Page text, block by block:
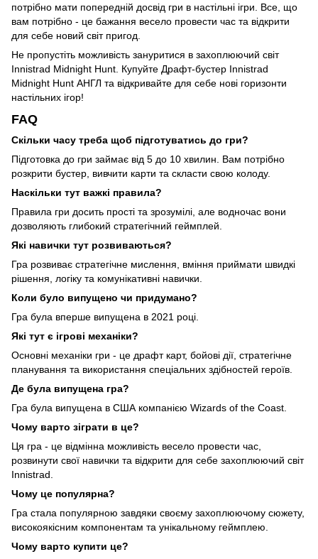
потрібно мати попередній досвід гри в настільні ігри. Все, що
вам потрібно - це бажання весело провести час та відкрити
для себе новий світ пригод.
Не пропустіть можливість зануритися в захоплюючий світ
Innistrad Midnight Hunt. Купуйте Драфт-бустер Innistrad
Midnight Hunt АНГЛ та відкривайте для себе нові горизонти
настільних ігор!
FAQ
Скільки часу треба щоб підготуватись до гри?
Підготовка до гри займає від 5 до 10 хвилин. Вам потрібно
розкрити бустер, вивчити карти та скласти свою колоду.
Наскільки тут важкі правила?
Правила гри досить прості та зрозумілі, але водночас вони
дозволяють глибокий стратегічний геймплей.
Які навички тут розвиваються?
Гра розвиває стратегічне мислення, вміння приймати швидкі
рішення, логіку та комунікативні навички.
Коли було випущено чи придумано?
Гра була вперше випущена в 2021 році.
Які тут є ігрові механіки?
Основні механіки гри - це драфт карт, бойові дії, стратегічне
планування та використання спеціальних здібностей героїв.
Де була випущена гра?
Гра була випущена в США компанією Wizards of the Coast.
Чому варто зіграти в це?
Ця гра - це відмінна можливість весело провести час,
розвинути свої навички та відкрити для себе захоплюючий світ
Innistrad.
Чому це популярна?
Гра стала популярною завдяки своєму захоплюючому сюжету,
високоякісним компонентам та унікальному геймплею.
Чому варто купити це?